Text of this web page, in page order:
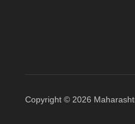
Copyright © 2026